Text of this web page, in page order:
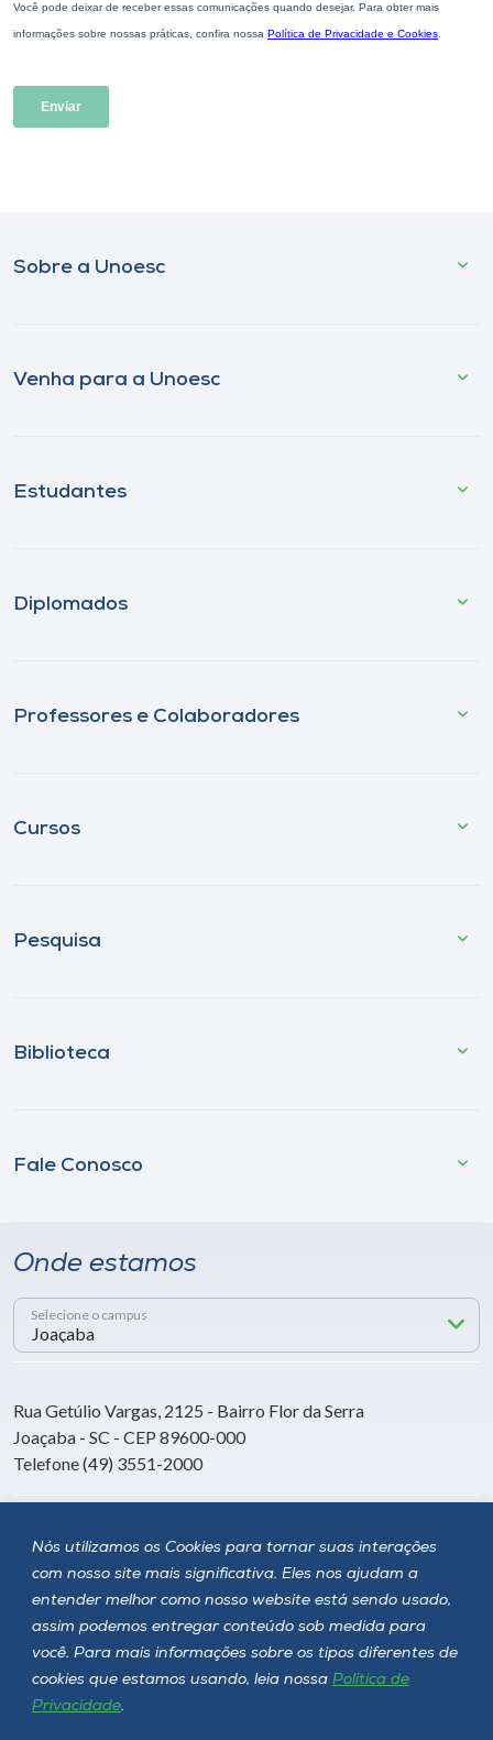
Nós utilizamos os Cookies para tornar suas interações
com nosso site mais significativa. Eles nos ajudam a
entender melhor como nosso website está sendo usado,
assim podemos entregar conteúdo sob medida para
você. Para mais informações sobre os tipos diferentes de
cookies que estamos usando, leia nossa Política de
Privacidade.
Sobre a Unoesc
Venha para a Unoesc
Estudantes
Diplomados
Professores e Colaboradores
Cursos
Pesquisa
Biblioteca
Fale Conosco
Onde estamos
Selecione o campus
Rua Getúlio Vargas, 2125 - Bairro Flor da Serra
Joaçaba - SC - CEP 89600-000
Telefone (49) 3551-2000
Siga a Unoesc